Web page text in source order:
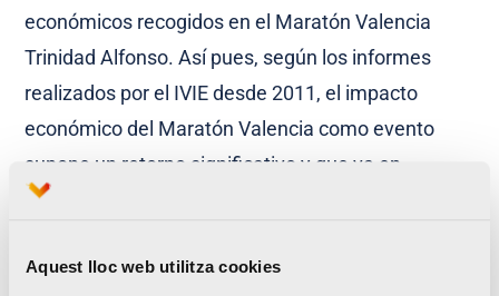
Aquest lloc web utilitza cookies
económicos recogidos en el Maratón Valencia
Trinidad Alfonso. Así pues, según los informes
realizados por el IVIE desde 2011, el impacto
económico del Maratón Valencia como evento
supone un retorno significativo y que va en
aumento. De hecho, la edición de 2013 propició en
retorno cifrado en 3’9 € por euro invertido para la